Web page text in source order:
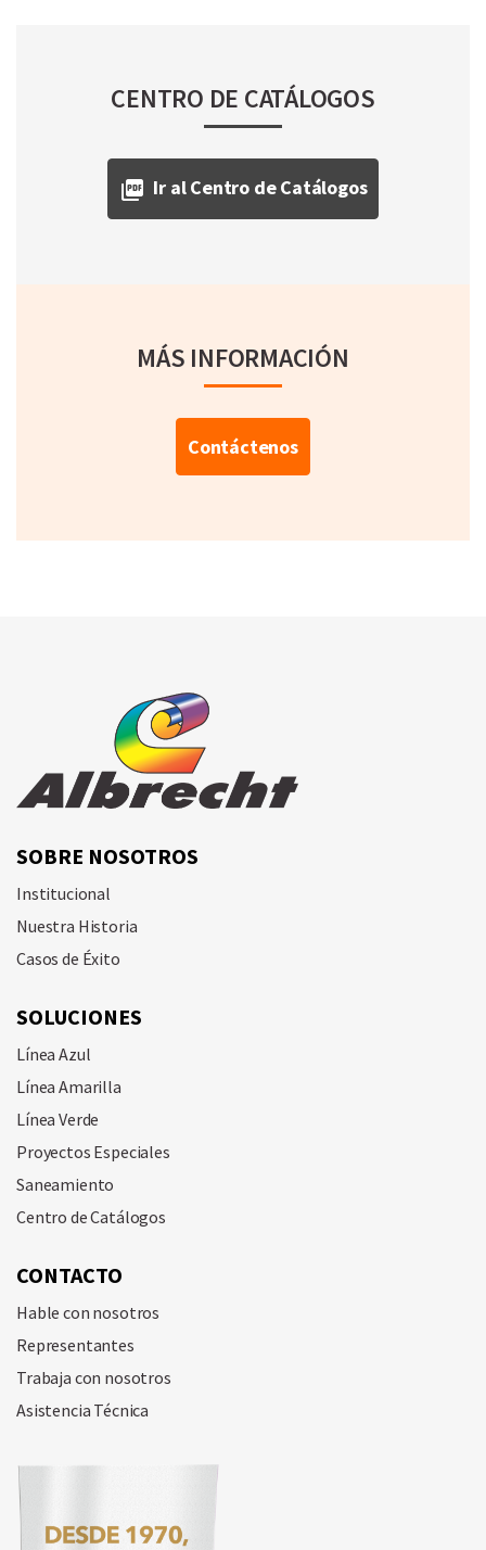
CENTRO DE CATÁLOGOS
Ir al Centro de Catálogos
MÁS INFORMACIÓN
Contáctenos
SOBRE NOSOTROS
Institucional
Nuestra Historia
Casos de Éxito
SOLUCIONES
Línea Azul
Línea Amarilla
Línea Verde
Proyectos Especiales
Saneamiento
Centro de Catálogos
CONTACTO
Hable con nosotros
Representantes
Trabaja con nosotros
Asistencia Técnica